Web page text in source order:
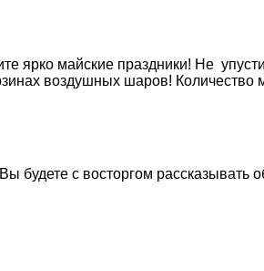
ярко майские праздники! Не
воздушных шаров! Количество
будете с восторгом рассказывать